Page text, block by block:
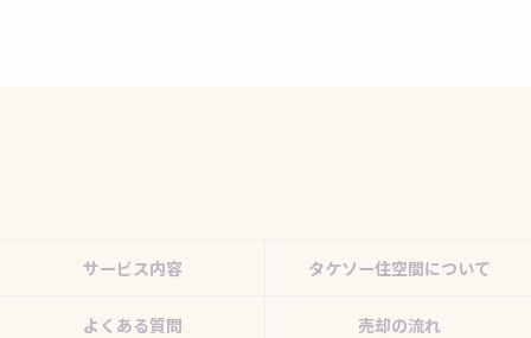
サービス内容 タケソー住空間について
よくある質問 売却の流れ